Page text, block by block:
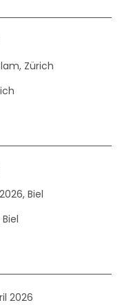
Zürich
Biel
2026